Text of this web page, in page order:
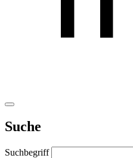
Suche
Suchbegriff